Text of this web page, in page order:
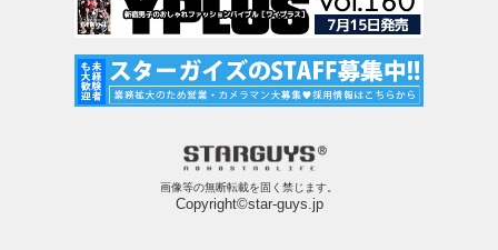
画像等の無断転載を固く禁じます。
Copyright©star-guys.jp